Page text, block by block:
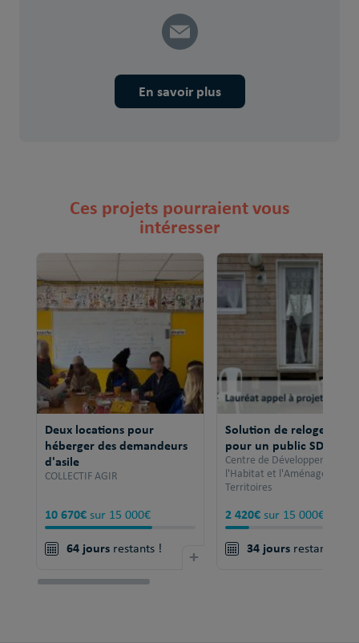
En savoir plus
Ces projets pourraient vous
intéresser
Deux locations pour
héberger des demandeurs
d'asile
COLLECTIF AGIR
10 670€ sur 15 000€
64 jours restants ! +
Solution de relogement
pour un public SDF
Centre de Développement
l'Habitat et l'Aménagement
Territoires
2 420€ sur 15 000€
34 jours restants !